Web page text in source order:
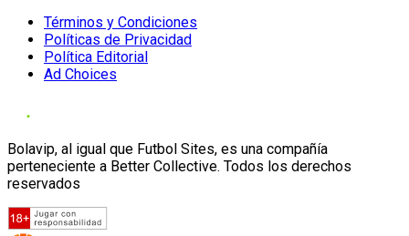
Términos y Condiciones
Políticas de Privacidad
Política Editorial
Ad Choices
Bolavip, al igual que Futbol Sites, es una compañía
perteneciente a Better Collective. Todos los derechos
reservados